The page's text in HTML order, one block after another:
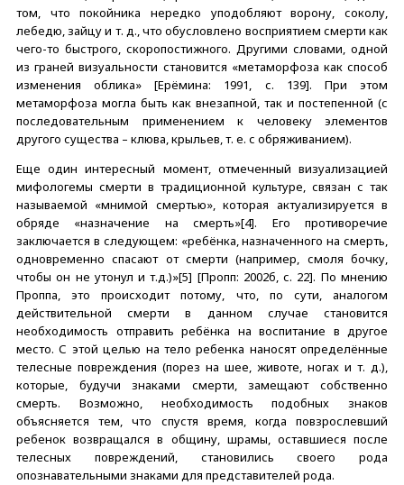
том, что покойника нередко уподобляют ворону, соколу,
лебедю, зайцу и т. д., что обусловлено восприятием смерти как
чего-то быстрого, скоропостижного. Другими словами, одной
из граней визуальности становится «метаморфоза как способ
изменения облика» [Ерёмина: 1991, с. 139]. При этом
метаморфоза могла быть как внезапной, так и постепенной (с
последовательным применением к человеку элементов
другого существа – клюва, крыльев, т. е. с обряживанием).
Еще один интересный момент, отмеченный визуализацией
мифологемы смерти в традиционной культуре, связан с так
называемой «мнимой смертью», которая актуализируется в
обряде «назначение на смерть»[4]. Его противоречие
заключается в следующем: «ребёнка, назначенного на смерть,
одновременно спасают от смерти (например, смоля бочку,
чтобы он не утонул и т.д.)»[5] [Пропп: 2002б, с. 22]. По мнению
Проппа, это происходит потому, что, по сути, аналогом
действительной смерти в данном случае становится
необходимость отправить ребёнка на воспитание в другое
место. С этой целью на тело ребенка наносят определённые
телесные повреждения (порез на шее, животе, ногах и т. д.),
которые, будучи знаками смерти, замещают собственно
смерть. Возможно, необходимость подобных знаков
объясняется тем, что спустя время, когда повзрослевший
ребенок возвращался в общину, шрамы, оставшиеся после
телесных повреждений, становились своего рода
опознавательными знаками для представителей рода.